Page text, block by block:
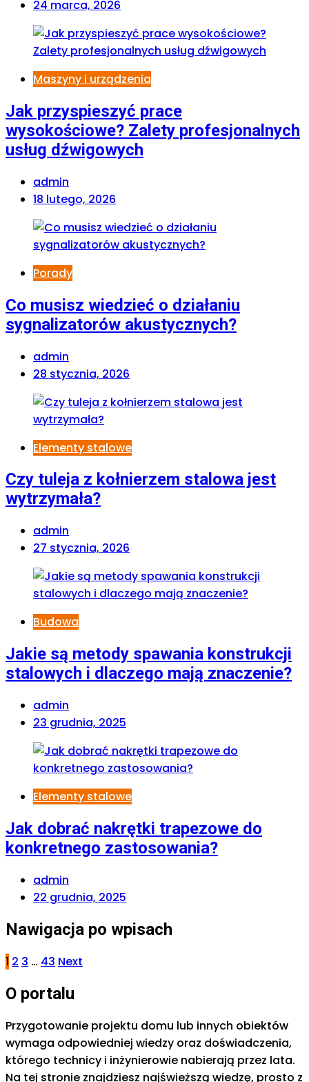
24 marca, 2026
Maszyny i urządzenia
Jak przyspieszyć prace
wysokościowe? Zalety profesjonalnych
usług dźwigowych
admin
18 lutego, 2026
Porady
Co musisz wiedzieć o działaniu
sygnalizatorów akustycznych?
admin
28 stycznia, 2026
Elementy stalowe
Czy tuleja z kołnierzem stalowa jest
wytrzymała?
admin
27 stycznia, 2026
Budowa
Jakie są metody spawania konstrukcji
stalowych i dlaczego mają znaczenie?
admin
23 grudnia, 2025
Elementy stalowe
Jak dobrać nakrętki trapezowe do
konkretnego zastosowania?
admin
22 grudnia, 2025
Nawigacja po wpisach
1 2 3 … 43 Next
O portalu
Przygotowanie projektu domu lub innych obiektów
wymaga odpowiedniej wiedzy oraz doświadczenia,
którego technicy i inżynierowie nabierają przez lata.
Na tej stronie znajdziesz najświeższą wiedzę, prosto z